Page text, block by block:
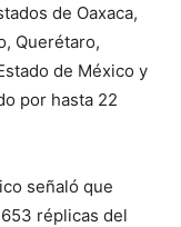
de Oaxaca,
Querétaro,
de México y
por hasta 22
señaló que
réplicas del